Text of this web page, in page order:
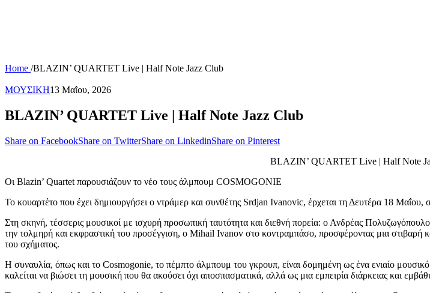
Home /BLAZIN’ QUARTET Live | Half Note Jazz Club
ΜΟΥΣΙΚΗ13 Μαΐου, 2026
BLAZIN’ QUARTET Live | Half Note Jazz Club
Share on FacebookShare on TwitterShare on LinkedinShare on Pinterest
BLAZIN’ QUARTET Live | Half Note
Οι Blazin’ Quartet παρουσιάζουν το νέο τους άλμπουμ COSMOGONIE
Το κουαρτέτο που έχει δημιουργήσει ο ντράμερ και συνθέτης Srdjan Ivanovic, έρχεται τη Δευτέρα 18
Στη σκηνή, τέσσερις μουσικοί με ισχυρή προσωπική ταυτότητα και διεθνή πορεία: ο Ανδρέας
την τολμηρή και εκφραστική του προσέγγιση, ο Mihail Ivanov στο κοντραμπάσο, προσφέροντας μια στιβαρή
του σχήματος.
Η συναυλία, όπως και το Cosmogonie, το πέμπτο άλμπουμ του γκρουπ, είναι δομημένη ως ένα ενιαίο
καλείται να βιώσει τη μουσική που θα ακούσει όχι αποσπασματικά, αλλά ως μια εμπειρία διάρκειας και